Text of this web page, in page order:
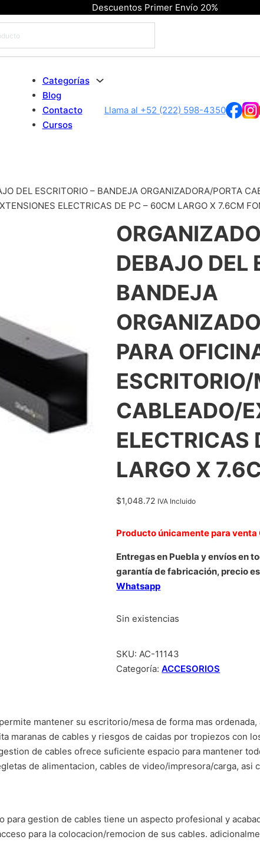
Descuentos Primer Envío 20%
Categorías
Blog
Contacto
Cursos
Llama al +52 (222) 598-4350
DEL ESCRITORIO – BANDEJA ORGANIZADORA/PORTA
ELECTRICAS DE PC – 60CM LARGO X 7.6CM
DEBAJO DEL
BANDEJA
PARA
CABLEADO/
ELECTRICAS
LARGO X
$1,048.72 IVA Incluido
Producto únicamente para venta
Entregas en Puebla y envíos en
garantía de fabricación, precio
Whatsapp
Sin existencias
SKU:AC-11143
Categoría:ACCESORIOS
mantener su escritorio/mesa de forma mas
maranas de cables y riesgos de caidas por tropiezos con
de cables ofrece suficiente espacio para mantener
de alimentacion, cables de video/impresora/carga, asi
para gestion de cables tiene un aspecto profesional y
para la colocacion/remocion de sus cables.